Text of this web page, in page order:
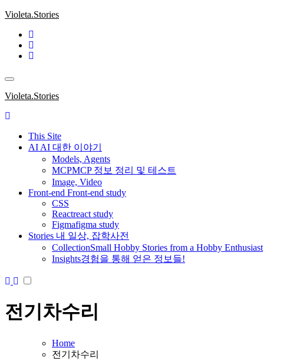
Skip
content
Violeta.Stories
Violeta.Stories
This Site
AI AI 대한 이야기
Models, Agents
MCPMCP 정보 정리 및 테스트
Image, Video
Front-end Front-end study
CSS
Reactreact study
Figmafigma study
Stories 내 일상, 잡학사전
CollectionSmall Hobby Stories from a Hobby Enthusiast
Insights경험을 통해 얻은 정보들!
전기차수리
Home
전기차수리